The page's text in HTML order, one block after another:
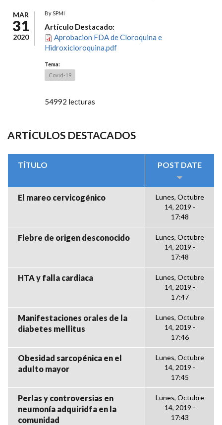
MAR
31
2020
BySPMI
Artículo Destacado:
Aprobacion FDA de Cloroquina e
Hidroxicloroquina.pdf
Tema:
Covid-19
54992 lecturas
ARTÍCULOS DESTACADOS
TÍTULO POST DATE
El mareo cervicogénico
Lunes, Octubre
14, 2019 -
17:48
Fiebre de origen desconocido
Lunes, Octubre
14, 2019 -
17:48
HTA y falla cardiaca
Lunes, Octubre
14, 2019 -
17:47
Manifestaciones orales de la
diabetes mellitus
Lunes, Octubre
14, 2019 -
17:46
Obesidad sarcopénica en el
adulto mayor
Lunes, Octubre
14, 2019 -
17:45
Perlas y controversias en
neumonía adquiridfa en la
comunidad
Lunes, Octubre
14, 2019 -
17:43